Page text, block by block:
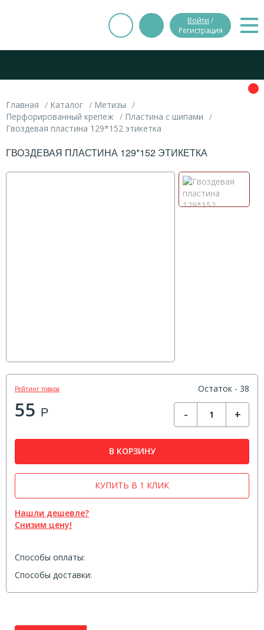
Войти /
Регистрация
Главная Каталог
Метизы
Перфорированный крепеж
Пластина с шипами
Гвоздевая пластина 129*152 этикетка
ГВОЗДЕВАЯ ПЛАСТИНА 129*152 ЭТИКЕТКА
Рейтинг товара Остаток - 38
55 Р - +
В КОРЗИНУ
Нашли дешевле?
Снизим цену!
КУПИТЬ В 1 КЛИК
Способы оплаты:
Способы доставки: